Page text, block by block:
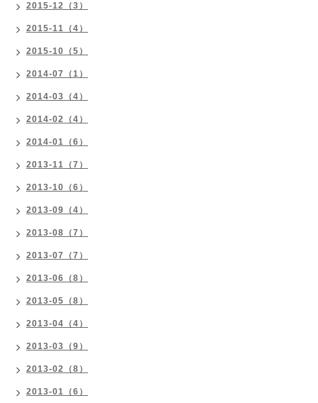
2015-12（3）
2015-11（4）
2015-10（5）
2014-07（1）
2014-03（4）
2014-02（4）
2014-01（6）
2013-11（7）
2013-10（6）
2013-09（4）
2013-08（7）
2013-07（7）
2013-06（8）
2013-05（8）
2013-04（4）
2013-03（9）
2013-02（8）
2013-01（6）